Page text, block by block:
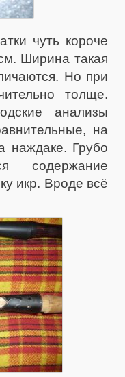
чуть короче
Ширина такая
Но при
толще.
анализы
на
наждаке. Грубо
содержание
икр. Вроде всё